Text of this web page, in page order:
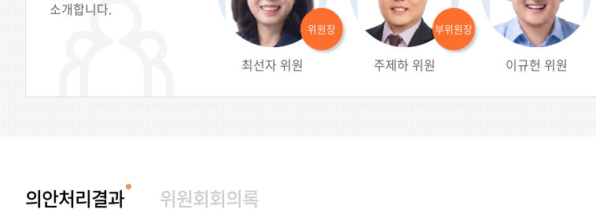
소개합니다.
최선자 위원
위원장
주제하 위원
부위원장
이규헌 위원
의안처리결과 위원회회의록